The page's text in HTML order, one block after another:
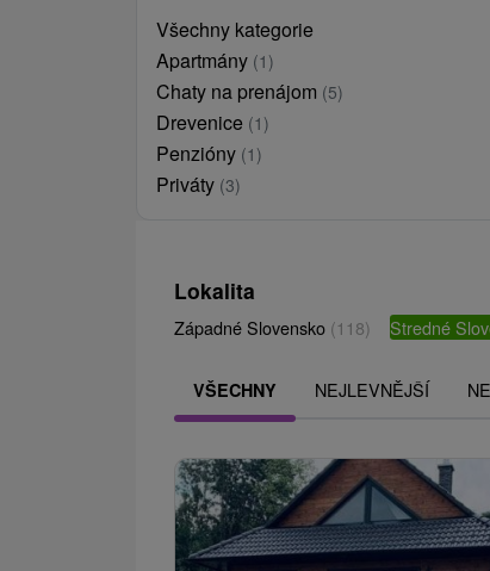
Všechny kategorie
Apartmány (1)
Chaty na prenájom (5)
Drevenice (1)
Penzióny (1)
Priváty (3)
Lokalita
Západné Slovensko (118) Stredné
VŠECHNY NEJLEVNĚJŠÍ